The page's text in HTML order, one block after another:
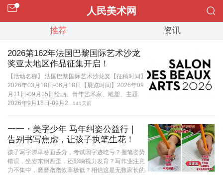
人民美术网
推荐 资讯
2026第162年法国巴黎国际艺术沙龙
奖亚太地区作品征集开启！
【活动名称】 法国巴黎国际艺术沙龙奖【征稿时间】
2026年03月18日-06月18日【展览时间】2026年09
月11日-09月15日绘画、青年艺术家、雕塑、主题
2026年9月18日-09月2...141天前
一一・美字少年 马年纠姿公益行｜
告别书写焦虑，让孩子执笔生花！
孩子写字潦草卷面丢分，考试因字迹吃亏？握笔姿势
错误，坐姿东倒西歪，还影响视力发育？写作业注意
力不集中，磨磨蹭蹭效率极低？相信这是无数家长的